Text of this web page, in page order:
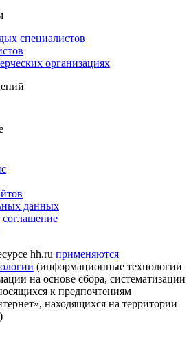
специалистов
организациях
данных
соглашение
hh.ru применяются
(информационные технологии
на основе сбора, систематизации
к предпочтениям
находящихся на территории